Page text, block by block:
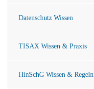
Datenschutz Wissen
TISAX Wissen & Praxis
HinSchG Wissen & Regeln